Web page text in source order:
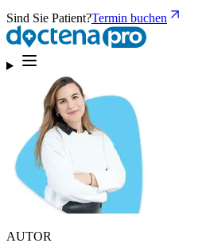
Sind Sie Patient?Termin buchen
AUTOR